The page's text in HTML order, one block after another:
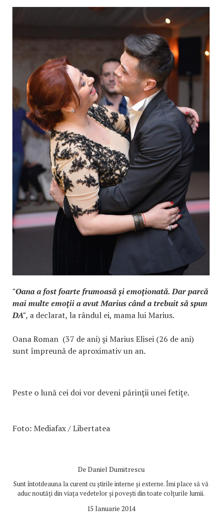
"Oana a fost foarte frumoasă şi emoţionată. Dar parcă
mai multe emoţii a avut Marius când a trebuit să spun
DA", a declarat, la rândul ei, mama lui Marius.
Oana Roman (37 de ani) şi Marius Elisei (26 de ani)
sunt împreună de aproximativ un an.
Peste o lună cei doi vor deveni părinţii unei fetiţe.
Foto: Mediafax / Libertatea
De Daniel Dumitrescu
Sunt întotdeauna la curent cu știrile interne și externe. Îmi place să vă
aduc noutăți din viața vedetelor și povești din toate colțurile lumii.
15 Ianuarie 2014